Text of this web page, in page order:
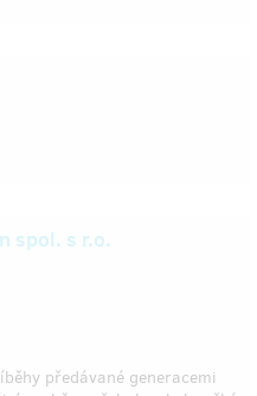
spol. s r.o.
předávané generacemi